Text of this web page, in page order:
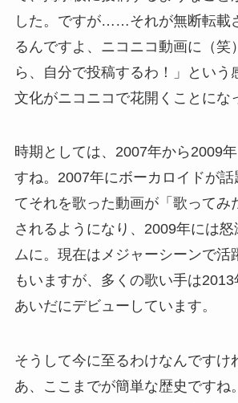
した。ですが……それが無断転載
るんですよ、ニコニコ動画に（笑
ら、自分で投稿するわ！」という
文化がニコニコで花開くことにな
時期としては、2007年から2009
すね。2007年にボーカロイドが
てそれを歌った動画が「歌ってみ
されるようになり、2009年には
ムに。現在はメジャーシーンで活
もいますが、多くの歌い手は
あいだにデビューしています。
そうして今に至るわけなんです
あ、ここまでが簡単な歴史ですね。